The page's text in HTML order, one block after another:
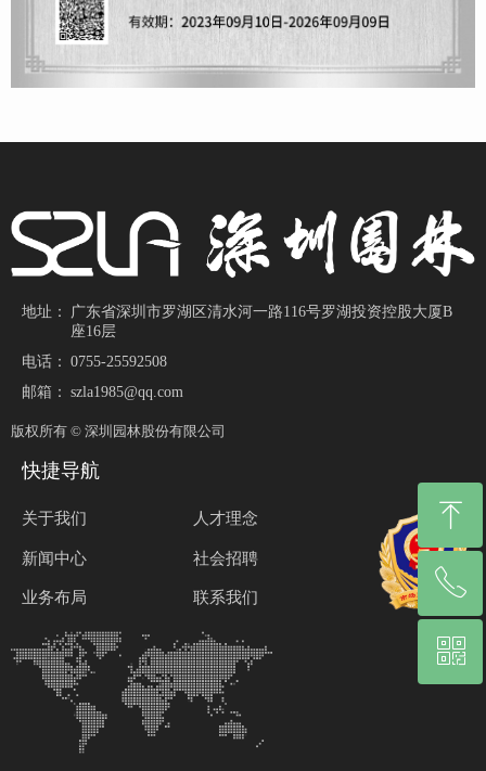
地址：
广东省深圳市罗湖区清水河一路116号罗湖投资控股大厦B
座16层
电话： 0755-25592508
邮箱： szla1985@qq.com
版权所有 © 深圳园林股份有限公司
关于我们
新闻中心
业务布局
快捷导航
人才理念
社会招聘
联系我们
ꁸ
回到顶部
ꂅ
0755-25528185
ꀥ